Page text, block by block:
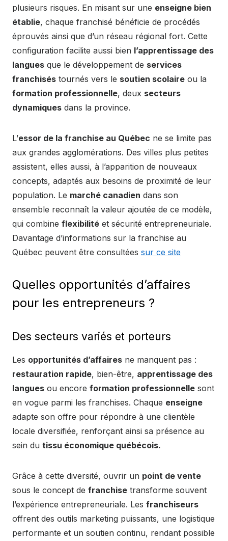
plusieurs risques. En misant sur une enseigne bien
établie, chaque franchisé bénéficie de procédés
éprouvés ainsi que d’un réseau régional fort. Cette
configuration facilite aussi bien l’apprentissage des
langues que le développement de services
franchisés tournés vers le soutien scolaire ou la
formation professionnelle, deux secteurs
dynamiques dans la province.
L’essor de la franchise au Québec ne se limite pas
aux grandes agglomérations. Des villes plus petites
assistent, elles aussi, à l’apparition de nouveaux
concepts, adaptés aux besoins de proximité de leur
population. Le marché canadien dans son
ensemble reconnaît la valeur ajoutée de ce modèle,
qui combine flexibilité et sécurité entrepreneuriale.
Davantage d’informations sur la franchise au
Québec peuvent être consultées sur ce site
Quelles opportunités d’affaires
pour les entrepreneurs ?
Des secteurs variés et porteurs
Les opportunités d’affaires ne manquent pas :
restauration rapide, bien-être, apprentissage des
langues ou encore formation professionnelle sont
en vogue parmi les franchises. Chaque enseigne
adapte son offre pour répondre à une clientèle
locale diversifiée, renforçant ainsi sa présence au
sein du tissu économique québécois.
Grâce à cette diversité, ouvrir un point de vente
sous le concept de franchise transforme souvent
l’expérience entrepreneuriale. Les franchiseurs
offrent des outils marketing puissants, une logistique
performante et un soutien continu, rendant possible